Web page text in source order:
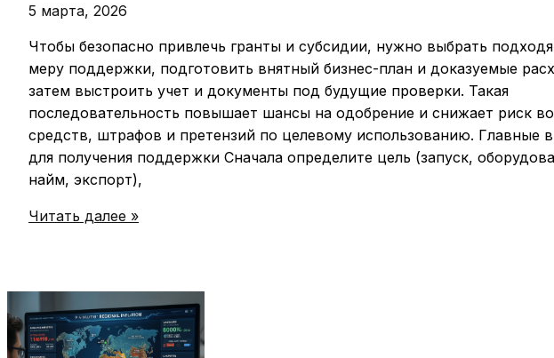
5 марта, 2026
Чтобы безопасно привлечь гранты и субсидии, нужно выбрать
меру поддержки, подготовить внятный бизнес-план и доказуемые
затем выстроить учет и документы под будущие проверки. Такая
последовательность повышает шансы на одобрение и снижает риск
средств, штрафов и претензий по целевому использованию. Главные
для получения поддержки Сначала определите цель (запуск,
найм, экспорт),
Поддержка
субсидии,
проверки
Читать далее »